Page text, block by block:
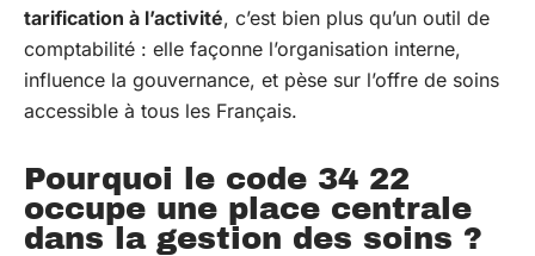
tarification à l’activité, c’est bien plus qu’un outil de
comptabilité : elle façonne l’organisation interne,
influence la gouvernance, et pèse sur l’offre de soins
accessible à tous les Français.
Pourquoi le code 34 22
occupe une place centrale
dans la gestion des soins ?